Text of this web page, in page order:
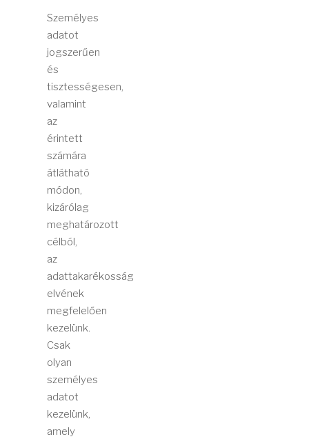
Személyes
adatot
jogszerűen
és
tisztességesen,
valamint
az
érintett
számára
átlátható
módon,
kizárólag
meghatározott
célból,
az
adattakarékosság
elvének
megfelelően
kezelünk.
Csak
olyan
személyes
adatot
kezelünk,
amely